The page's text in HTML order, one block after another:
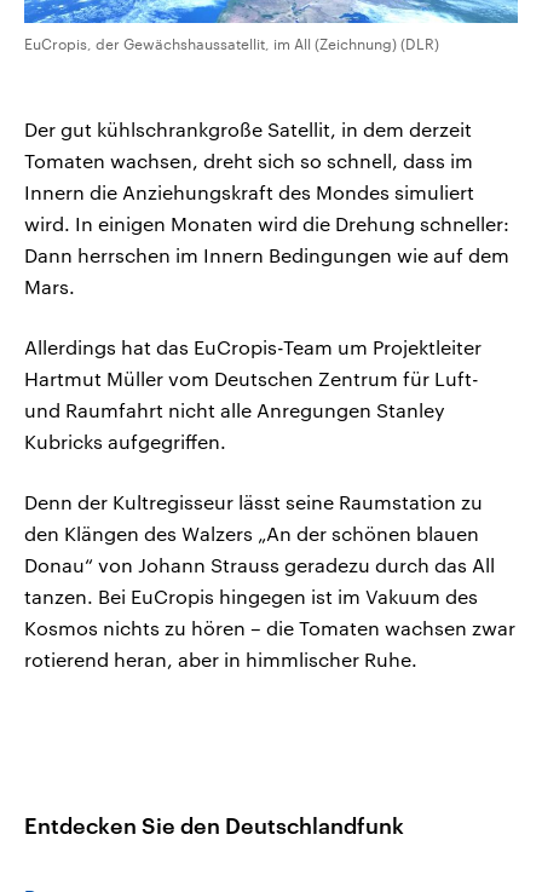
EuCropis, der Gewächshaussatellit, im All (Zeichnung) (DLR)
Der gut kühlschrankgroße Satellit, in dem derzeit
Tomaten wachsen, dreht sich so schnell, dass im
Innern die Anziehungskraft des Mondes simuliert
wird. In einigen Monaten wird die Drehung schneller:
Dann herrschen im Innern Bedingungen wie auf dem
Mars.
Allerdings hat das EuCropis-Team um Projektleiter
Hartmut Müller vom Deutschen Zentrum für Luft-
und Raumfahrt nicht alle Anregungen Stanley
Kubricks aufgegriffen.
Denn der Kultregisseur lässt seine Raumstation zu
den Klängen des Walzers „An der schönen blauen
Donau“ von Johann Strauss geradezu durch das All
tanzen. Bei EuCropis hingegen ist im Vakuum des
Kosmos nichts zu hören – die Tomaten wachsen zwar
rotierend heran, aber in himmlischer Ruhe.
Entdecken Sie den Deutschlandfunk